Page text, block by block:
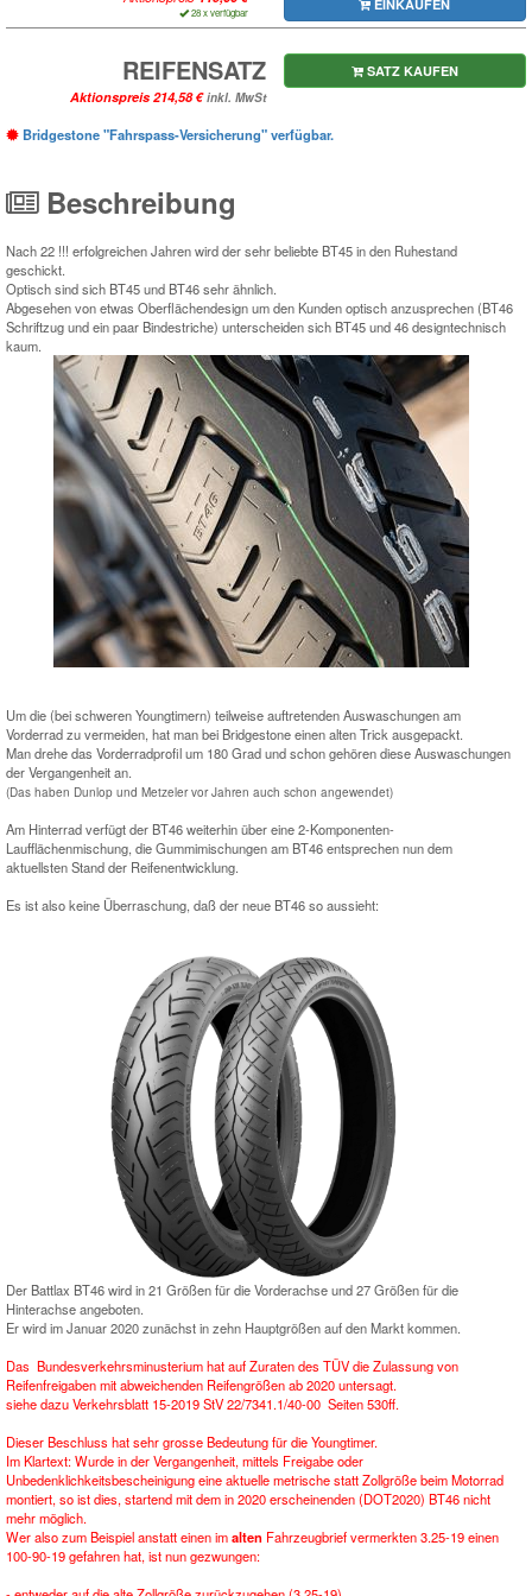
28 x verfügbar EINKAUFEN
REIFENSATZ
Aktionspreis inkl. MwSt
SATZ KAUFEN
Bridgestone "Fahrspass-Versicherung" verfügbar.
Beschreibung
Nach 22 !!! erfolgreichen Jahren wird der sehr beliebte BT45 in den Ruhestand
geschickt.
Optisch sind sich BT45 und BT46 sehr ähnlich.
Abgesehen von etwas Oberflächendesign um den Kunden optisch anzusprechen (BT46
Schriftzug und ein paar Bindestriche) unterscheiden sich BT45 und 46 designtechnisch
kaum.
Um die (bei schweren Youngtimern) teilweise auftretenden Auswaschungen am
Vorderrad zu vermeiden, hat man bei Bridgestone einen alten Trick ausgepackt.
Man drehe das Vorderradprofil um 180 Grad und schon gehören diese Auswaschungen
der Vergangenheit an.
(Das haben Dunlop und Metzeler vor Jahren auch schon angewendet)
Am Hinterrad verfügt der BT46 weiterhin über eine 2-Komponenten-
Laufflächenmischung, die Gummimischungen am BT46 entsprechen nun dem
aktuellsten Stand der Reifenentwicklung.
Es ist also keine Überraschung, daß der neue BT46 so aussieht:
Der Battlax BT46 wird in 21 Größen für die Vorderachse und 27 Größen für die
Hinterachse angeboten.
Er wird im Januar 2020 zunächst in zehn Hauptgrößen auf den Markt kommen.
Das Bundesverkehrsminusterium hat auf Zuraten des TÜV die Zulassung von
Reifenfreigaben mit abweichenden Reifengrößen ab 2020 untersagt.
siehe dazu Verkehrsblatt 15-2019 StV 22/7341.1/40-00 Seiten 530ff.
Dieser Beschluss hat sehr grosse Bedeutung für die Youngtimer.
Im Klartext: Wurde in der Vergangenheit, mittels Freigabe oder
Unbedenklichkeitsbescheinigung eine aktuelle metrische statt Zollgröße beim Motorrad
montiert, so ist dies, startend mit dem in 2020 erscheinenden (DOT2020) BT46 nicht
mehr möglich.
Wer also zum Beispiel anstatt einen imalten Fahrzeugbrief vermerkten 3.25-19 einen
100-90-19 gefahren hat, ist nun gezwungen: